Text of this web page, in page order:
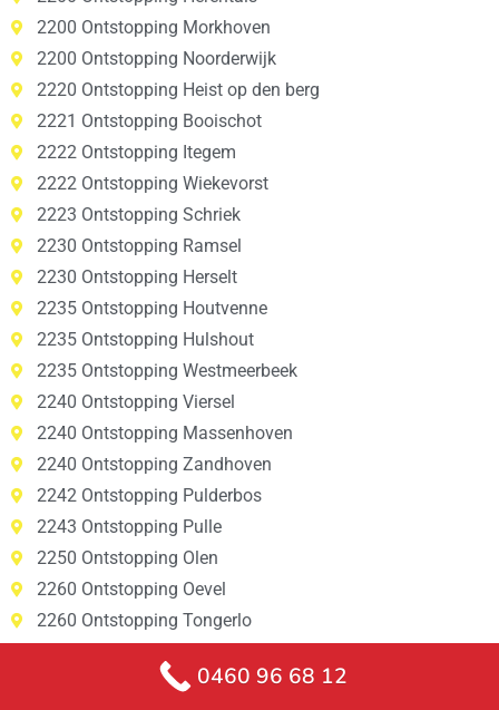
2200 Ontstopping Morkhoven
2200 Ontstopping Noorderwijk
2220 Ontstopping Heist op den berg
2221 Ontstopping Booischot
2222 Ontstopping Itegem
2222 Ontstopping Wiekevorst
2223 Ontstopping Schriek
2230 Ontstopping Ramsel
2230 Ontstopping Herselt
2235 Ontstopping Houtvenne
2235 Ontstopping Hulshout
2235 Ontstopping Westmeerbeek
2240 Ontstopping Viersel
2240 Ontstopping Massenhoven
2240 Ontstopping Zandhoven
2242 Ontstopping Pulderbos
2243 Ontstopping Pulle
2250 Ontstopping Olen
2260 Ontstopping Oevel
2260 Ontstopping Tongerlo
2260 Ontstopping Zoerle-Parwijs
0460 96 68 12